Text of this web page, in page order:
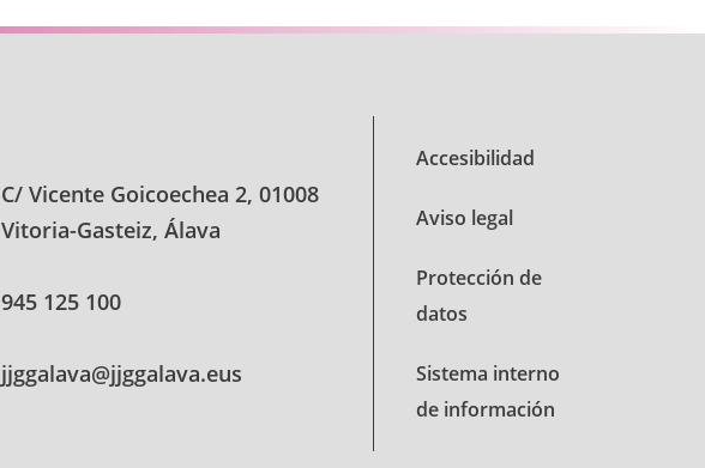
C/ Vicente Goicoechea 2, 01008
Vitoria-Gasteiz, Álava
945 125 100
jjggalava@jjggalava.eus
Accesibilidad
Aviso legal
Protección de
datos
Sistema interno
de información